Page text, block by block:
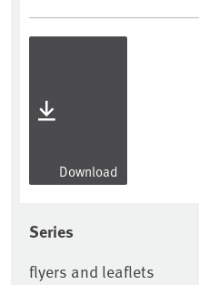
Download
Series
flyers and leaflets